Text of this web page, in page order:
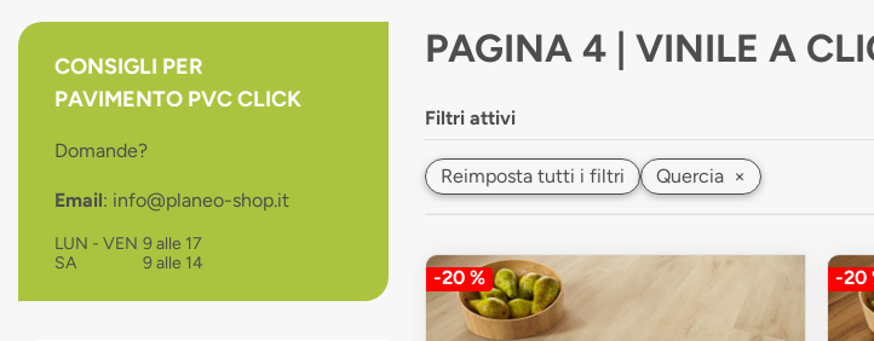
Press
selected
search
Touch
devices
users
CONSIGLI PER
PAVIMENTO PVC CLICK
Domande?
Email: info@planeo-shop.it
LUN - VEN 9 alle 17
SA
9 alle 14
PAGINA 4 | VINILE A
Filtri attivi
Reimposta tutti i filtri Quercia ×
-20 % -20